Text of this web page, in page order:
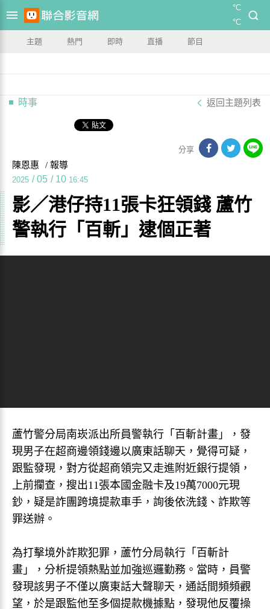
°C
°C
主題 熱門 即時 直播 節目
時事 返回主題列表
分享
陳恩惠 / 報導
2025 / 05 / 10 16:45
影／港仔持11張卡狂領錢 蘆竹
警執行「百斬」逮個正著
蘆竹警分局南崁派出所員警執行「百斬計畫」，發
現男子在超商邊領錢邊以廣東話聊天，覺得可疑，
跟監發現，對方從超商領完又走進附近銀行提領，
上前攔查，搜出11張本國金融卡及19萬7000元現
鈔，疑是詐團跨境提款車手，詢後依洗錢、詐欺等
罪送辦。
為打擊境外詐欺犯罪，蘆竹分局執行「百斬計
畫」，分析提領熱點並加強巡邏勤務。當時，員警
發現該男子不僅以廣東話大聲聊天，通話間頻頻觀
望，於是跟監他至多個提款機據點，發現他反覆操